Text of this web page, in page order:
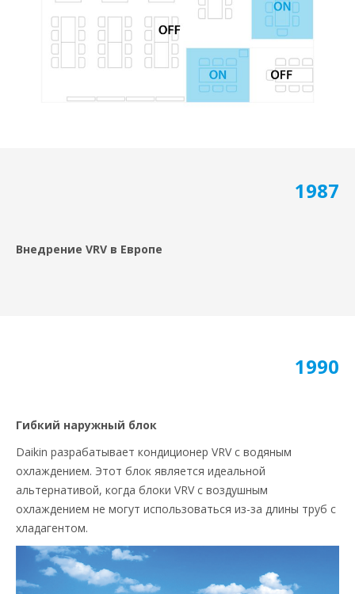
1987
Внедрение VRV в Европе
1990
Гибкий наружный блок
Daikin разрабатывает кондиционер VRV с водяным
охлаждением. Этот блок является идеальной
альтернативой, когда блоки VRV с воздушным
охлаждением не могут использоваться из-за длины труб с
хладагентом.